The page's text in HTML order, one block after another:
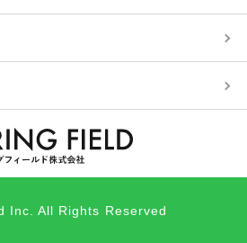
Inc. All Rights Reserved